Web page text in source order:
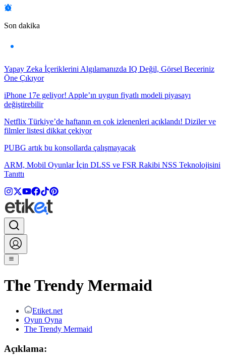
Son dakika
Yapay Zeka İçeriklerini Algılamanızda IQ Değil, Görsel Beceriniz
Öne Çıkıyor
iPhone 17e geliyor! Apple’ın uygun fiyatlı modeli piyasayı
değiştirebilir
Netflix Türkiye’de haftanın en çok izlenenleri açıklandı! Diziler ve
filmler listesi dikkat çekiyor
PUBG artık bu konsollarda çalışmayacak
ARM, Mobil Oyunlar İçin DLSS ve FSR Rakibi NSS Teknolojisini
Tanıttı
The Trendy Mermaid
Etiket.net
Oyun Oyna
The Trendy Mermaid
Açıklama: